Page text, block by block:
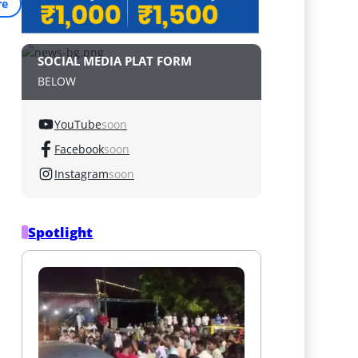
SOCIAL MEDIA PLAT FORM
BELOW
YouTubesoon
Facebooksoon
Instagramsoon
Spotlight